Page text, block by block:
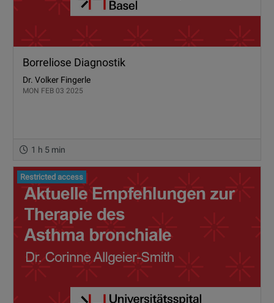
Borreliose Diagnostik
Dr. Volker Fingerle
MON FEB 03 2025
1 h 5 min
Restricted access